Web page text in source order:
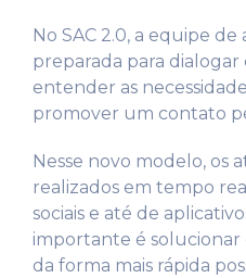
No SAC 2.0, a equipe
preparada para dialogar
entender as
promover um contato
Nesse novo modelo, os
realizados em tempo
sociais e até de
importante é solucionar
da forma mais rápida